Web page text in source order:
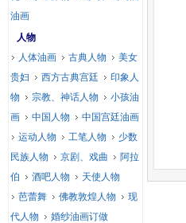
油画
人物
人体油画
古典人物
美女
贵妇
西方古典宫廷
印象人
物
宗教、神话人物
小孩油
画
中国人物
中国宫廷油画
运动人物
工笔人物
少数
民族人物
京剧、戏曲
阿拉
伯
酒吧人物
天使人物
芭蕾舞
佛教敦煌人物
现
代人物
婚纱油画订做